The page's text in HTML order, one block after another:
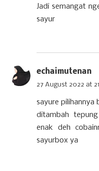
Jadi semangat
sayur
echaimutenan
27 August 2022 at
sayure pilihannya
ditambah
enak deh
sayurbox ya